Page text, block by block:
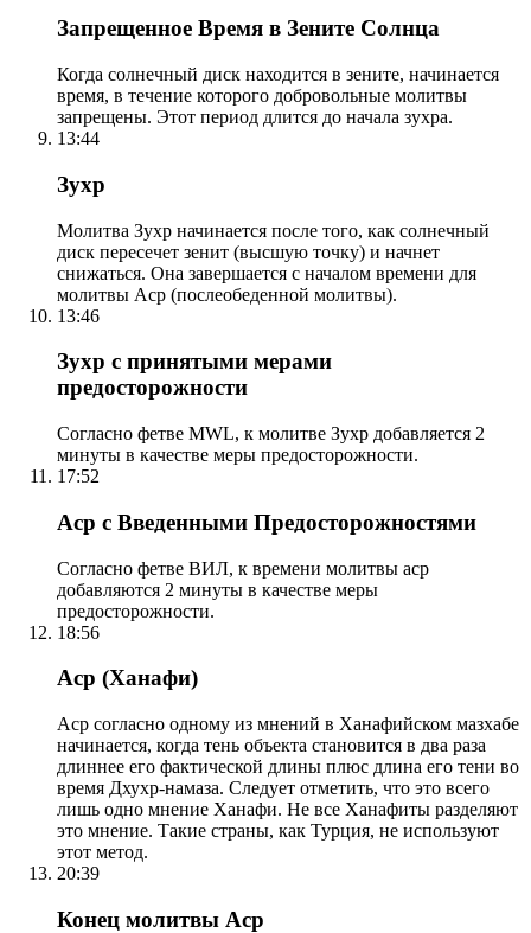
Запрещенное Время в Зените Солнца
Когда солнечный диск находится в зените, начинается
время, в течение которого добровольные молитвы
запрещены. Этот период длится до начала зухра.
13:44
Зухр
Молитва Зухр начинается после того, как солнечный
диск пересечет зенит (высшую точку) и начнет
снижаться. Она завершается с началом времени для
молитвы Аср (послеобеденной молитвы).
13:46
Зухр с принятыми мерами
предосторожности
Согласно фетве MWL, к молитве Зухр добавляется 2
минуты в качестве меры предосторожности.
17:52
Аср с Введенными Предосторожностями
Согласно фетве ВИЛ, к времени молитвы аср
добавляются 2 минуты в качестве меры
предосторожности.
18:56
Аср (Ханафи)
Аср согласно одному из мнений в Ханафийском мазхабе
начинается, когда тень объекта становится в два раза
длиннее его фактической длины плюс длина его тени во
время Дхухр-намаза. Следует отметить, что это всего
лишь одно мнение Ханафи. Не все Ханафиты разделяют
это мнение. Такие страны, как Турция, не используют
этот метод.
20:39
Конец молитвы Аср